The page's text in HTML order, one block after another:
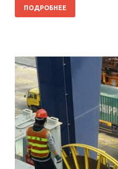
ПОДРОБНЕЕ